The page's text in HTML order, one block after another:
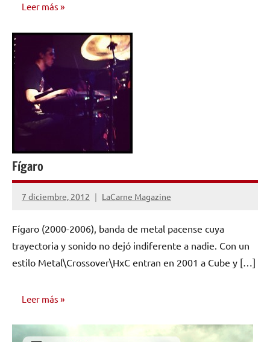
Leer más
PUBLICADOS
Fígaro
7 diciembre, 2012 LaCarne Magazine
No
comentarios
Fígaro (2000-2006), banda de metal pacense cuya
trayectoria y sonido no dejó indiferente a nadie. Con un
estilo Metal\Crossover\HxC entran en 2001 a Cube y […]
Leer más
OPINIÓN